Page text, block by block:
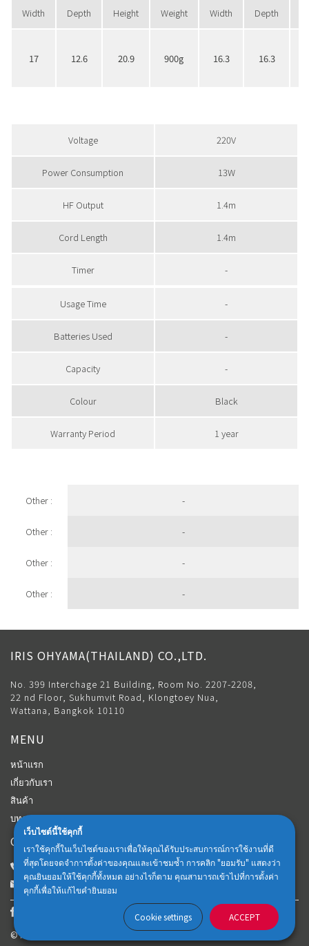
Width Depth Height Weight Width Depth
17 12.6 20.9 900g 16.3 16.3
Voltage 220V
Power Consumption 13W
HF Output 1.4m
Cord Length 1.4m
Timer -
Usage Time -
Batteries Used -
Capacity -
Colour Black
Warranty Period 1 year
Other : -
Other : -
Other : -
Other : -
IRIS OHYAMA(THAILAND) CO.,LTD.
No. 399 Interchage 21 Building, Room No. 2207-2208,
22 nd Floor, Sukhumvit Road, Klongtoey Nua,
Wattana, Bangkok 10110
MENU
หน้าแรก
เกี่ยวกับเรา
สินค้า
บทความ
CONTACT
Customer Center: 02-018-6102
iris-thailand.official@irisohyama.co.jp
© IRIS OHYAMA(Thailand) CO.,LTD
เว็บไซต์นี้ใช้คุกกี้
เราใช้คุกกี้ในเว็บไซต์ของเราเพื่อให้คุณได้รับประสบการณ์การใช้งานที่ดี
ที่สุดโดยจดจำการตั้งค่าของคุณและเข้าชมซ้ำ การคลิก "ยอมรับ" แสดงว่า
คุณยินยอมให้ใช้คุกกี้ทั้งหมด อย่างไรก็ตาม คุณสามารถเข้าไปที่การตั้งค่า
คุกกี้เพื่อให้แก้ไขคำยินยอม
Cookie settings ACCEPT